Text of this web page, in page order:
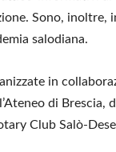
Sono, inoltre,
salodiana.
in
di Brescia,
Club Salò-